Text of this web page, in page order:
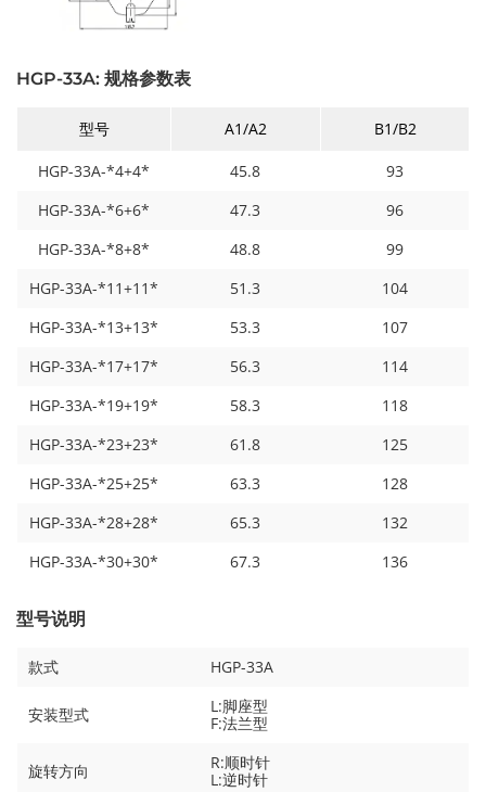
HGP-33A: 规格参数表
型号 A1/A2 B1/B2
HGP-33A-*4+4* 45.8
93
HGP-33A-*6+6*
47.3
96
HGP-33A-*8+8*
48.8
99
HGP-33A-*11+11*
51.3
104
HGP-33A-*13+13*
53.3
107
HGP-33A-*17+17*
56.3
114
HGP-33A-*19+19*
58.3
118
HGP-33A-*23+23*
61.8
125
HGP-33A-*25+25*
63.3
128
HGP-33A-*28+28*
65.3
132
HGP-33A-*30+30*
67.3 136
型号说明
款式 HGP-33A
安装型式
L:脚座型
F:法兰型
旋转方向
R:顺时针
L:逆时针